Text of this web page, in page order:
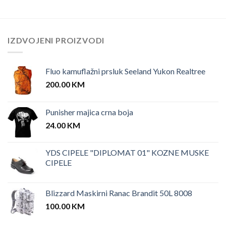
IZDVOJENI PROIZVODI
Fluo kamuflažni prsluk Seeland Yukon Realtree
200.00 KM
Punisher majica crna boja
24.00 KM
YDS CIPELE "DIPLOMAT 01" KOZNE MUSKE
CIPELE
Blizzard Maskirni Ranac Brandit 50L 8008
100.00 KM